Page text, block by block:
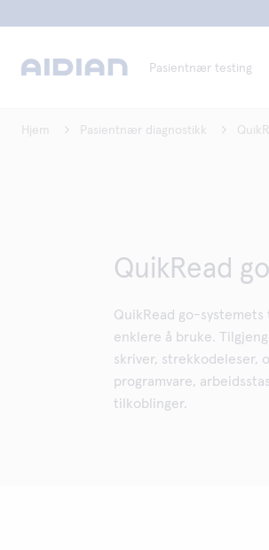
Pasientnær testing
Hjem Pasientnær diagnostikk
QuikRead
QuikRead go-
enklere å bruke.
skriver, strekkodeleser,
programvare,
tilkoblinger.